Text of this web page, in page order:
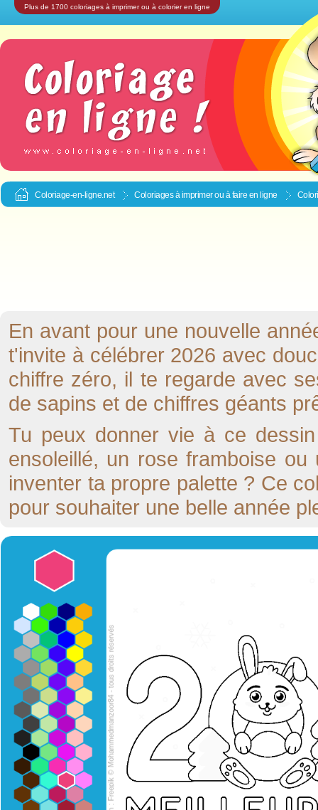
Plus de 1700 coloriages à imprimer ou à colorier en ligne
Coloriage-en-ligne.net Coloriages à imprimer ou à faire en ligne
En avant pour une nouvelle
t'invite à célébrer 2026 avec
chiffre zéro, il te regarde avec
de sapins et de chiffres géants
Tu peux donner vie à ce
ensoleillé, un rose framboise
inventer ta propre palette ? Ce
pour souhaiter une belle année